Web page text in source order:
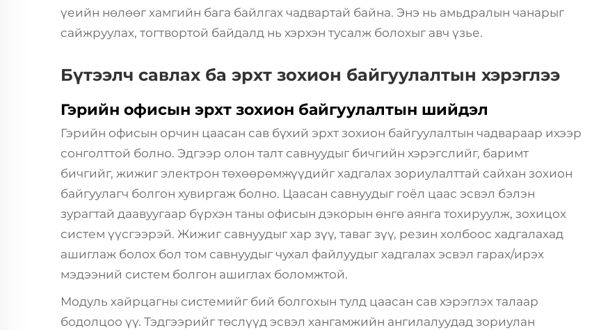
үеийн нөлөөг хамгийн бага байлгах чадвартай байна. Энэ нь амьдралын чанарыг
сайжруулах, тогтвортой байдалд нь хэрхэн тусалж болохыг авч үзье.
Бүтээлч савлах ба эрхт зохион байгуулалтын хэрэглээ
Гэрийн офисын эрхт зохион байгуулалтын шийдэл
Гэрийн офисын орчин цаасан сав бүхий эрхт зохион байгуулалтын чадвараар ихээр
сонголттой болно. Эдгээр олон талт савнуудыг бичгийн хэрэгслийг, баримт
бичгийг, жижиг электрон төхөөрөмжүүдийг хадгалах зориулалттай сайхан зохион
байгуулагч болгон хувиргаж болно. Цаасан савнуудыг гоёл цаас эсвэл бэлэн
зурагтай даавуугаар бүрхэн таны офисын дэкорын өнгө аянга тохируулж, зохицох
систем үүсгээрэй. Жижиг савнуудыг хар зүү, таваг зүү, резин холбоос хадгалахад
ашиглаж болох бол том савнуудыг чухал файлуудыг хадгалах эсвэл гарах/ирэх
мэдээний систем болгон ашиглах боломжтой.
Модуль хайрцагны системийг бий болгохын тулд цаасан сав хэрэглэх талаар
бодолцоо үү. Тэдгээрийг төслүүд эсвэл хангамжийн ангилалуудад зориулан